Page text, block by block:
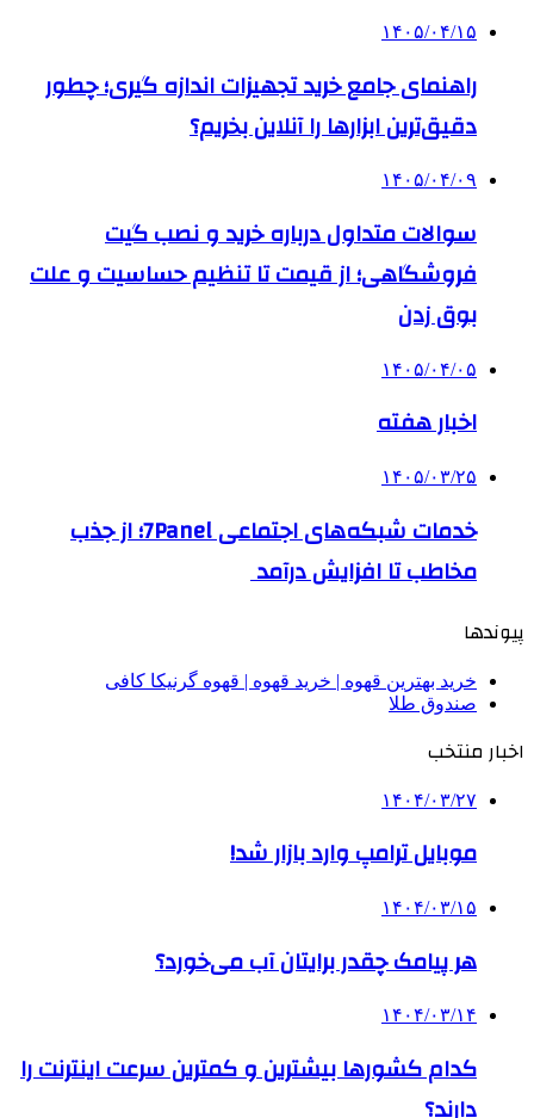
۱۴۰۵/۰۴/۱۵
راهنمای جامع خرید تجهیزات اندازه گیری؛ چطور
دقیق‌ترین ابزارها را آنلاین بخریم؟
۱۴۰۵/۰۴/۰۹
سوالات متداول درباره خرید و نصب گیت
فروشگاهی؛ از قیمت تا تنظیم حساسیت و علت
بوق زدن
۱۴۰۵/۰۴/۰۵
اخبار هفته
۱۴۰۵/۰۳/۲۵
خدمات شبکه‌های اجتماعی 7Panel؛ از جذب
مخاطب تا افزایش درآمد
پیوندها
خرید بهترین قهوه | خرید قهوه | قهوه گرنیکا کافی
صندوق طلا
اخبار منتخب
۱۴۰۴/۰۳/۲۷
موبایل ترامپ وارد بازار شد!
۱۴۰۴/۰۳/۱۵
هر پیامک چقدر برایتان آب می‌خورد؟
۱۴۰۴/۰۳/۱۴
کدام کشورها بیشترین و کمترین سرعت اینترنت را
دارند؟